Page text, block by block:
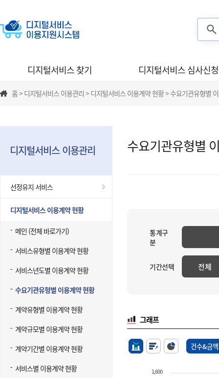
디지털서비스 찾기 디지털서비스 심사신청
홈 > 디지털서비스 이용관리 > 디지털서비스 이용계약 현황 > 수요기관유형별
디지털서비스 이용관리
선정유지 서비스
디지털서비스 이용계약 현황
메인 (전체 바로가기)
서비스유형별 이용계약 현황
서비스년도별 이용계약 현황
수요기관유형별 이용계약 현황
계약유형별 이용계약 현황
계약규모별 이용계약 현황
계약기간별 이용계약 현황
서비스별 이용계약 현황
수요기관유형별
통계구
분
기간선택 전체
그래프
건수&금액
1,600